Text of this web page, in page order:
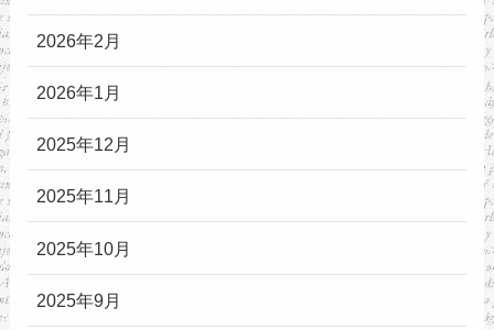
2026年2月
2026年1月
2025年12月
2025年11月
2025年10月
2025年9月